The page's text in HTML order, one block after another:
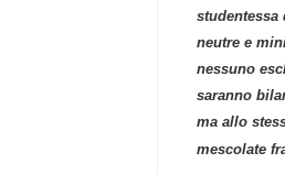
studentessa
neutre e
nessuno
saranno
ma allo
mescolate